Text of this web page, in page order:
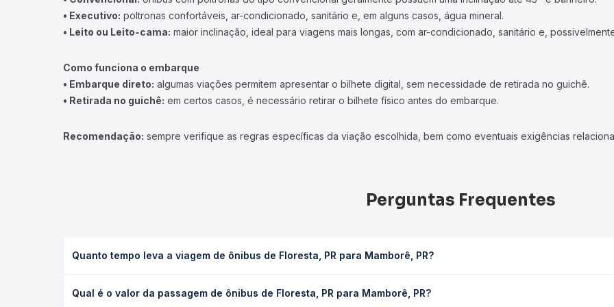
• Executivo: poltronas confortáveis, ar-condicionado, sanitário e, em alguns casos, água mineral.
• Leito ou Leito-cama: maior inclinação, ideal para viagens mais longas, com ar-condicionado, sanitário e,
Como funciona o embarque
• Embarque direto: algumas viações permitem apresentar o bilhete digital, sem necessidade de retirada no guichê.
• Retirada no guichê: em certos casos, é necessário retirar o bilhete físico antes do embarque.
Recomendação: sempre verifique as regras específicas da viação escolhida, bem como eventuais exigências
Perguntas Frequentes
Quanto tempo leva a viagem de ônibus de Floresta, PR para Mamborê, PR?
as condições de tráfego. Na Quero Passagem você consulta os horários disponíveis e vê a duração exata de cada
Qual é o valor da passagem de ônibus de Floresta, PR para Mamborê, PR?